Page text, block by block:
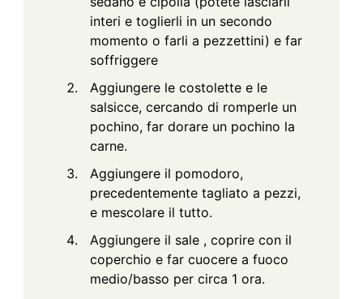
interi e toglierli in un secondo
momento o farli a pezzettini) e far
soffriggere
Aggiungere le costolette e le
salsicce, cercando di romperle un
pochino, far dorare un pochino la
carne.
Aggiungere il pomodoro,
precedentemente tagliato a pezzi,
e mescolare il tutto.
Aggiungere il sale , coprire con il
coperchio e far cuocere a fuoco
medio/basso per circa 1 ora.